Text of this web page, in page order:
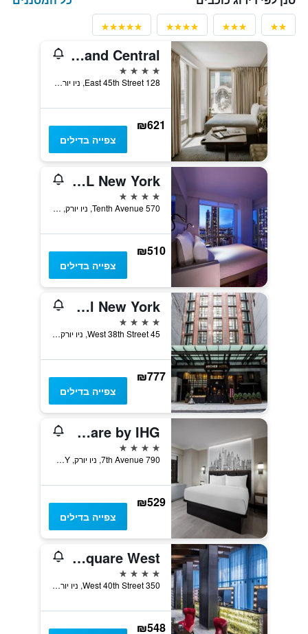
Club Quarters Hotel Grand Central
4 כוכבים
128 East 45th Street, ניו יורק, NY, ארצות הברית
₪621
צפייה בדילים
YOTEL New York
4 כוכבים
570 Tenth Avenue, ניו יורק, NY, ארצות הברית
₪510
צפייה בדילים
Archer Hotel New York
4 כוכבים
45 West 38th Street, ניו יורק, NY, ארצות הברית
₪777
צפייה בדילים
The Manhattan at Times Square by IHG
4 כוכבים
790 7th Avenue, ניו יורק, NY, ארצות הברית
₪529
צפייה בדילים
DoubleTree by Hilton New York Times Square West
4 כוכבים
350 West 40th Street, ניו יורק, NY, ארצות הברית
₪548